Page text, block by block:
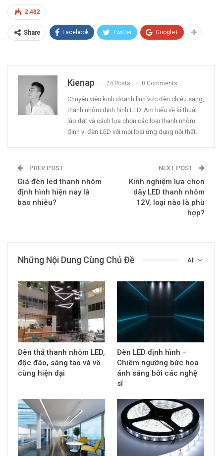
2,482
Share Facebook Twitter Google+
Kienap 24 Posts 0 Comments
Chuyên viên kinh doanh lĩnh vực đèn chiếu sáng,
thanh nhôm định hình LED. Am hiểu về kĩ thuật
lắp đặt và cách lựa chọn các loại thanh nhôm
định vị đèn LED với mọi loại ứng dụng nội thất.
PREV POST
Giá đèn led thanh nhôm
định hình hiện nay là
bao nhiêu?
NEXT POST
Kinh nghiệm lựa chọn
dây LED thanh nhôm
12V, loại nào là phù
hợp?
All
Những Nội Dung Cùng Chủ Đề
Đèn thả thanh nhôm LED,
độc đáo, sáng tạo và vô
cùng hiện đại
Đèn LED định hình –
Chiêm ngưỡng bức họa
ánh sáng bởi các nghệ
sĩ